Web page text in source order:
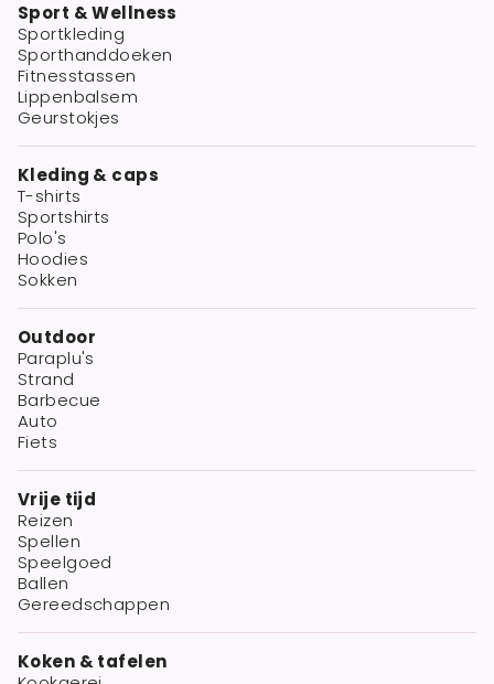
Sport & Wellness
Sportkleding
Sporthanddoeken
Fitnesstassen
Lippenbalsem
Geurstokjes
Kleding & caps
T-shirts
Sportshirts
Polo's
Hoodies
Sokken
Outdoor
Paraplu's
Strand
Barbecue
Auto
Fiets
Vrije tijd
Reizen
Spellen
Speelgoed
Ballen
Gereedschappen
Koken & tafelen